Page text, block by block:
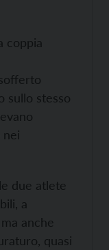
coppia
sullo stesso
nei
due atlete
a
anche
quasi